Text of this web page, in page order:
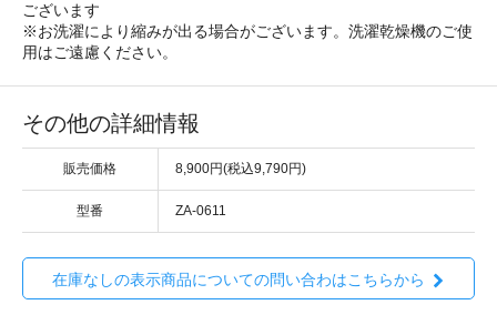
ございます
※お洗濯により縮みが出る場合がございます。洗濯乾燥機のご使
用はご遠慮ください。
その他の詳細情報
販売価格 8,900円(税込9,790円)
型番 ZA-0611
在庫なしの表示商品についての問い合わはこちらから